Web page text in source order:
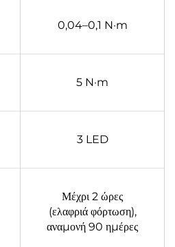
0,04–0,1 N·m
5 N·m
3 LED
Μέχρι 2 ώρες
(ελαφριά φόρτωση),
αναμονή 90 ημέρες